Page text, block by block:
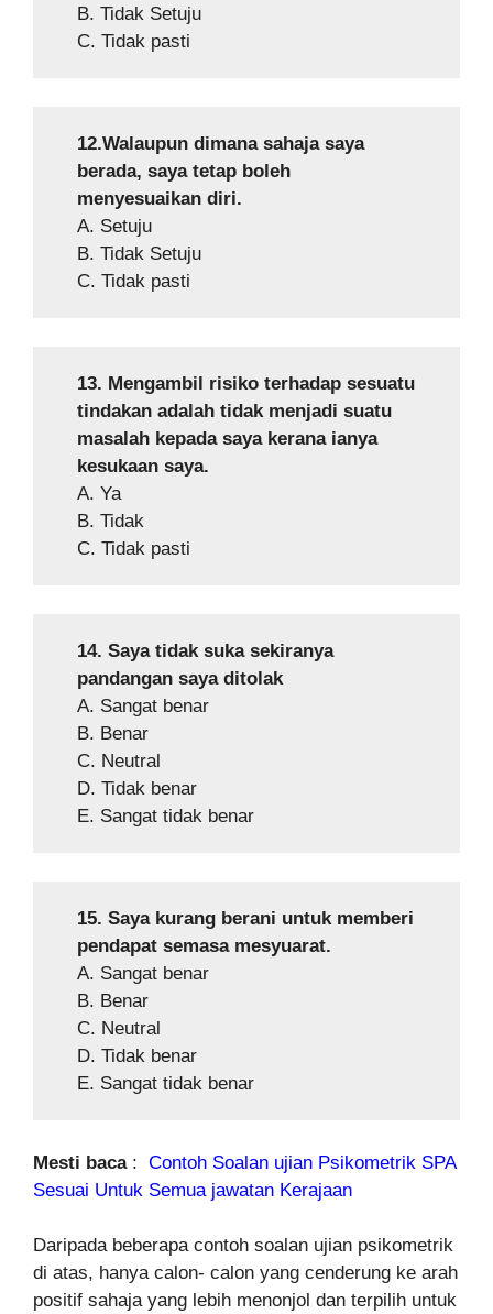
B. Tidak Setuju
C. Tidak pasti
12.Walaupun dimana sahaja saya
berada, saya tetap boleh
menyesuaikan diri.
A. Setuju
B. Tidak Setuju
C. Tidak pasti
13. Mengambil risiko terhadap sesuatu
tindakan adalah tidak menjadi suatu
masalah kepada saya kerana ianya
kesukaan saya.
A. Ya
B. Tidak
C. Tidak pasti
14. Saya tidak suka sekiranya
pandangan saya ditolak
A. Sangat benar
B. Benar
C. Neutral
D. Tidak benar
E. Sangat tidak benar
15. Saya kurang berani untuk memberi
pendapat semasa mesyuarat.
A. Sangat benar
B. Benar
C. Neutral
D. Tidak benar
E. Sangat tidak benar
Mesti baca: Contoh Soalan ujian Psikometrik SPA
Sesuai Untuk Semua jawatan Kerajaan
Daripada beberapa contoh soalan ujian psikometrik
di atas, hanya calon- calon yang cenderung ke arah
positif sahaja yang lebih menonjol dan terpilih untuk